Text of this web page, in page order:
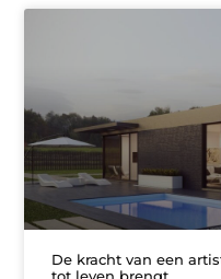
De kracht van een